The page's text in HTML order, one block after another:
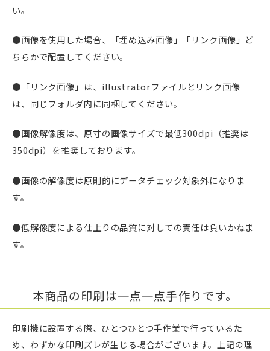
い。
●画像を使用した場合、「埋め込み画像」「リンク画像」ど
ちらかで配置してください。
●「リンク画像」は、illustratorファイルとリンク画像
は、同じフォルダ内に同梱してください。
●画像解像度は、原寸の画像サイズで最低300dpi（推奨は
350dpi）を推奨しております。
●画像の解像度は原則的にデータチェック対象外になりま
す。
●低解像度による仕上りの品質に対しての責任は負いかねま
す。
本商品の印刷は一点一点手作りです。
印刷機に設置する際、ひとつひとつ手作業で行っているた
め、わずかな印刷ズレが生じる場合がございます。上記の理